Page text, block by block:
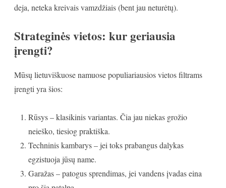
deja, neteka kreivais vamzdžiais (bent jau neturėtų).
Strateginės vietos: kur geriausia
įrengti?
Mūsų lietuviškuose namuose populiariausios vietos filtrams
įrengti yra šios:
Rūsys – klasikinis variantas. Čia jau niekas grožio
neieško, tiesiog praktiška.
Techninis kambarys – jei toks prabangus dalykas
egzistuoja jūsų name.
Garažas – patogus sprendimas, jei vandens įvadas eina